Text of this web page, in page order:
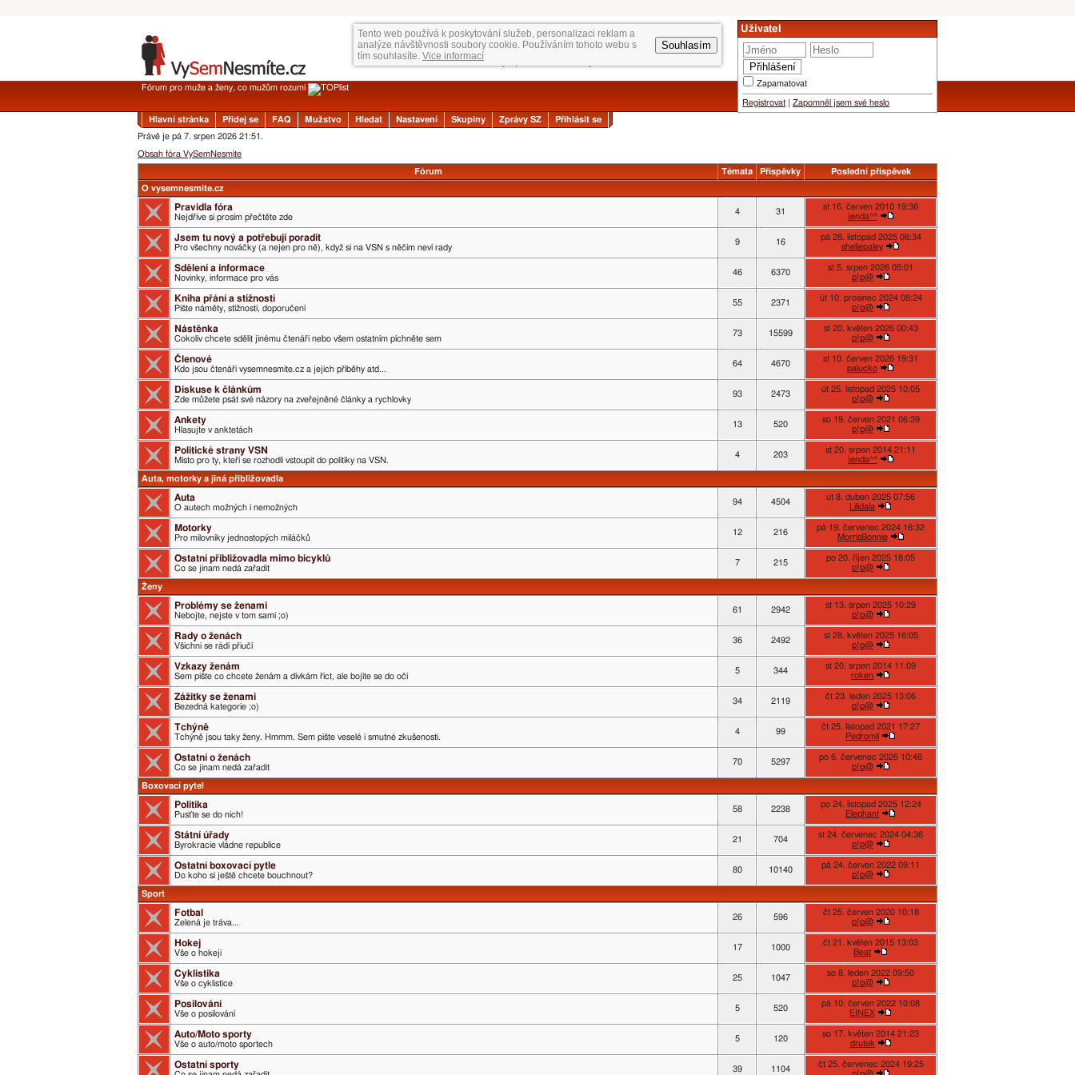
Tento web používá k poskytování služeb, personalizaci reklam a
analýze návštěvnosti soubory cookie. Používáním tohoto webu s
tím souhlasíte. Vice informací
Souhlasím
Uživatel
Zapamatovat
Registrovat Zapomněl jsem své heslo
Fórum pro muže a ženy, co mužům rozumí
Hlavní stránka Přidej se FAQ Mužstvo Hledat Nastavení Skupiny Zprávy SZ
Přihlásit se
Právě je pá 7. srpen 2026 21:51.
Obsah fóra VySemNesmíte
Fórum
Témata Příspěvky
Poslední příspěvek
O vysemnesmite.cz
Pravidla fóra
Nejdříve si prosím přečtěte zde
4 31
st 16. červen 2010 19:36
jenda^^
Jsem tu nový a potřebuji poradit
Pro všechny nováčky (a nejen pro ně), když si na VSN s něčím neví rady
9 16
pá 28. listopad 2025 08:34
sheliepaley
Sdělení a informace
Novinky, informace pro vás
46 6370
st 5. srpen 2026 05:01
p!p@
Kniha přání a stížností
Pište náměty, stížnosti, doporučení
55 2371
út 10. prosinec 2024 08:24
p!p@
Nástěnka
Cokoliv chcete sdělit jinému čtenáři nebo všem ostatním píchněte sem
73 15599
st 20. květen 2026 00:43
p!p@
Členové
Kdo jsou čtenáři vysemnesmite.cz a jejich příběhy atd...
64 4670
st 10. červen 2026 19:31
palucko
Diskuse k článkům
Zde můžete psát své názory na zveřejněné články a rychlovky
93 2473
út 25. listopad 2025 10:05
p!p@
Ankety
Hlasujte v anktetách
13 520
so 19. červen 2021 06:39
p!p@
Politické strany VSN
Místo pro ty, kteří se rozhodli vstoupit do politiky na VSN.
4 203
st 20. srpen 2014 21:11
jenda^^
Auta, motorky a jiná přibližovadla
Auta
O autech možných i nemožných
94 4504
út 8. duben 2025 07:56
Lilidala
Motorky
Pro milovníky jednostopých miláčků
12 216
pá 19. červenec 2024 16:32
MorrisBonnie
Ostatní přibližovadla mimo bicyklů
Co se jinam nedá zařadit
7 215
po 20. říjen 2025 18:05
p!p@
Ženy
Problémy se ženami
Nebojte, nejste v tom sami ;o)
61 2942
st 13. srpen 2025 10:29
p!p@
Rady o ženách
Všichni se rádi přiučí
36 2492
st 28. květen 2025 16:05
p!p@
Vzkazy ženám
Sem pište co chcete ženám a dívkám říct, ale bojíte se do očí
5 344
st 20. srpen 2014 11:09
roken
Zážitky se ženami
Bezedná kategorie ;o)
34 2119
čt 23. leden 2025 13:06
p!p@
Tchýně
Tchýně jsou taky ženy. Hmmm. Sem pište veselé i smutné zkušenosti.
4 99
čt 25. listopad 2021 17:27
Pedromil
Ostatní o ženách
Co se jinam nedá zařadit
70 5297
po 6. červenec 2026 10:46
p!p@
Boxovací pytel
Politika
Pusťte se do nich!
58 2238
po 24. listopad 2025 12:24
Elephant
Státní úřady
Byrokracie vládne republice
21 704
st 24. červenec 2024 04:36
p!p@
Ostatní boxovací pytle
Do koho si ještě chcete bouchnout?
80 10140
pá 24. červen 2022 09:11
p!p@
Sport
Fotbal
Zelená je tráva...
26 596
čt 25. červen 2020 10:18
p!p@
Hokej
Vše o hokeji
17 1000
čt 21. květen 2015 13:03
Beat
Cyklistika
Vše o cyklistice
25 1047
so 8. leden 2022 09:50
p!p@
Posilování
Vše o posilování
5 520
pá 10. červen 2022 10:08
EINEX
Auto/Moto sporty
Vše o auto/moto sportech
5 120
so 17. květen 2014 21:23
drutek
Ostatní sporty 39 1104
čt 25. červenec 2024 19:25